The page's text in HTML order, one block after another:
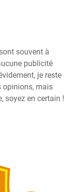
souvent à
publicité
je reste
opinions, mais
soyez en certain !